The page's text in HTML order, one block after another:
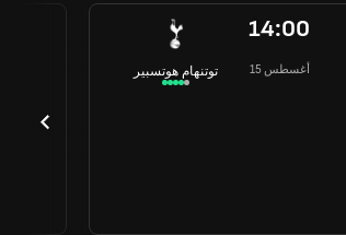
توتنهام هوتسبير
14:00
15 أغسطس